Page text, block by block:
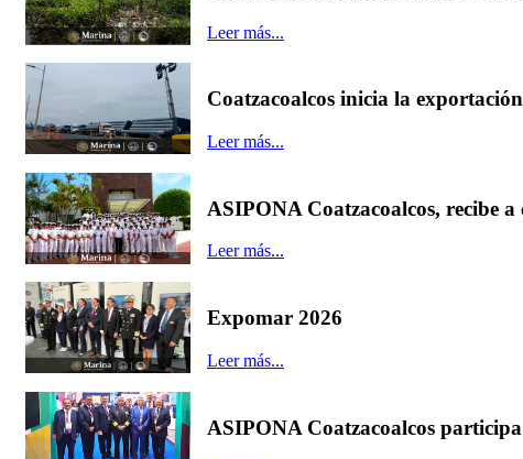
Leer más...
Coatzacoalcos inicia la
Leer más...
ASIPONA Coatzacoalcos, recibe
Leer más...
Expomar 2026
Leer más...
ASIPONA Coatzacoalcos